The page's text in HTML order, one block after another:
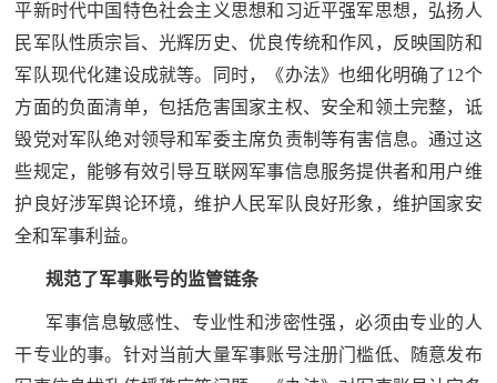
子
弟
兵
防
动
员
国
动
人
民
防
平新时代中国特色社会主义思想和习近平强军思想，弘扬人
民军队性质宗旨、光辉历史、优良传统和作风，反映国防和
军队现代化建设成就等。同时，《办法》也细化明确了12个
方面的负面清单，包括危害国家主权、安全和领土完整，诋
毁党对军队绝对领导和军委主席负责制等有害信息。通过这
些规定，能够有效引导互联网军事信息服务提供者和用户维
护良好涉军舆论环境，维护人民军队良好形象，维护国家安
全和军事利益。
规范了军事账号的监管链条
军事信息敏感性、专业性和涉密性强，必须由专业的人
干专业的事。针对当前大量军事账号注册门槛低、随意发布